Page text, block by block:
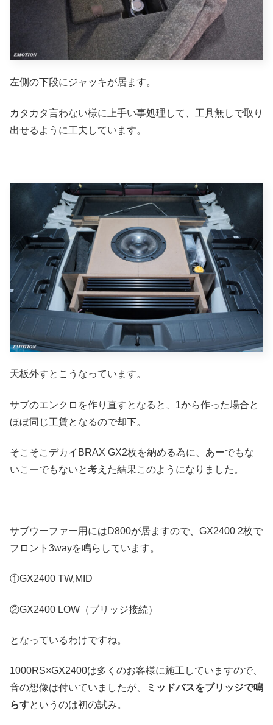
左側の下段にジャッキが居ます。
カタカタ言わない様に上手い事処理して、工具無しで取り
出せるように工夫しています。
天板外すとこうなっています。
サブのエンクロを作り直すとなると、1から作った場合と
ほぼ同じ工賃となるので却下。
そこそこデカイBRAX GX2枚を納める為に、あーでもな
いこーでもないと考えた結果このようになりました。
サブウーファー用にはD800が居ますので、GX2400 2枚で
フロント3wayを鳴らしています。
①GX2400 TW,MID
②GX2400 LOW（ブリッジ接続）
となっているわけですね。
1000RS×GX2400は多くのお客様に施工していますので、
音の想像は付いていましたが、
ミッドバスをブリッジで鳴
らすというのは初の試み。